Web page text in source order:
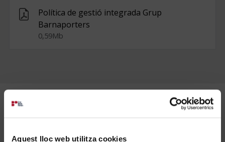
Aquest lloc web utilitza cookies
Política de gestió integrada Grup
Barnaporters
0,59Mb
Galería de
premios i
Ver entera